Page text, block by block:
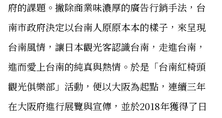
府的課題。撇除商業味濃厚的廣告行銷手法，台
南市政府決定以台南人原原本本的樣子，來呈現
台南風情，讓日本觀光客認識台南，走進台南，
進而愛上台南的純真與熱情。於是「台南紅椅頭
觀光俱樂部」活動，便以大阪為起點，連續三年
在大阪府進行展覽與宣傳，並於2018年獲得了日